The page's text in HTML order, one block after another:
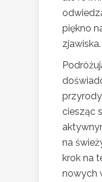
piękno
zjawiska.
przyrody
ciesząc
na
krok na
nowych